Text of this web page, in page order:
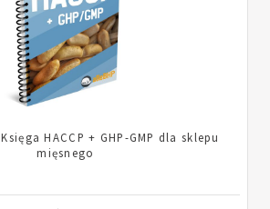
HACCP + GHP-GMP dla sklepu
mięsnego